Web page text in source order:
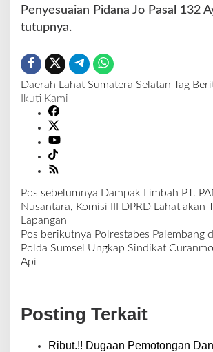
Penyesuaian Pidana Jo Pasal 132
tutupnya.
Daerah Lahat Sumatera Selatan Tag
Ikuti Kami
N
a
v
i
g
i
p
Pos sebelumnya Dampak Limbah PT.
Nusantara, Komisi III DPRD Lahat akan
Lapangan
Pos berikutnya Polrestabes Palembang
Polda Sumsel Ungkap Sindikat
Api
Posting Terkait
Ribut.!! Dugaan Pemotongan